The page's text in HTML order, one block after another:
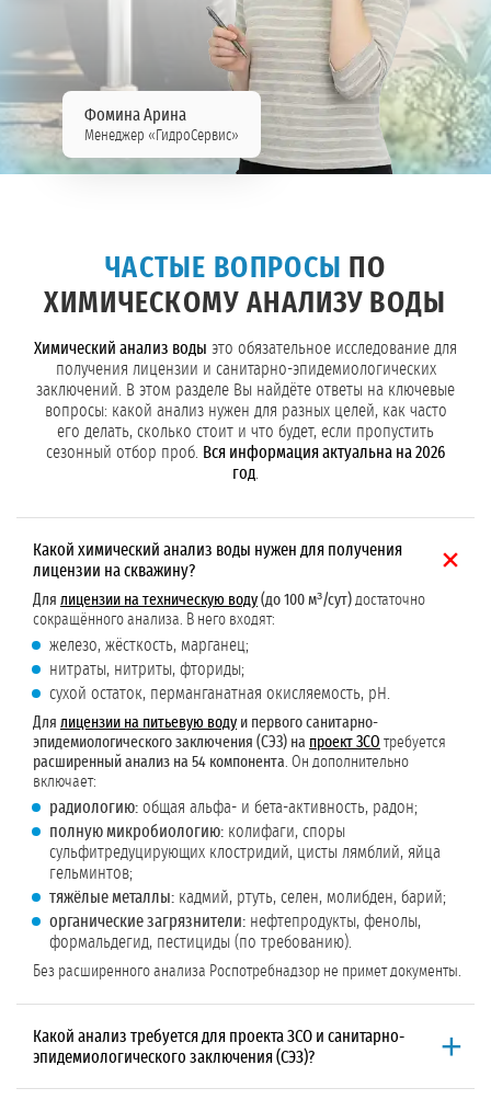
Фомина Арина
Менеджер «ГидроСервис»
ЧАСТЫЕ ВОПРОСЫ
ПО
ХИМИЧЕСКОМУ АНАЛИЗУ ВОДЫ
Химический анализ воды это обязательное исследование для
получения лицензии и санитарно-эпидемиологических
заключений. В этом разделе Вы найдёте ответы на ключевые
вопросы: какой анализ нужен для разных целей, как часто
его делать, сколько стоит и что будет, если пропустить
сезонный отбор проб. Вся информация актуальна на 2026
год
Какой химический анализ воды нужен для получения
лицензии на скважину?
Для лицензии на техническую воду (до 100 м³/сут) достаточно
сокращённого анализа. В него входят:
железо, жёсткость, марганец;
нитраты, нитриты, фториды;
сухой остаток, перманганатная окисляемость, pH.
Для лицензии на питьевую воду и первого санитарно-
эпидемиологического заключения (СЭЗ) на проект ЗСО требуется
расширенный анализ на 54 компонента. Он дополнительно
включает:
радиологию: общая альфа- и бета-активность, радон;
полную микробиологию: колифаги, споры
сульфитредуцирующих клостридий, цисты лямблий, яйца
гельминтов;
тяжёлые металлы: кадмий, ртуть, селен, молибден, барий;
органические загрязнители: нефтепродукты, фенолы,
формальдегид, пестициды (по требованию).
Без расширенного анализа Роспотребнадзор не примет документы.
Какой анализ требуется для проекта ЗСО и санитарно-
эпидемиологического заключения (СЭЗ)?
Для первого СЭЗ (напроект ЗСО)нуженрасширенный анализ на 54